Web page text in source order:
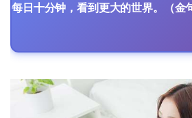
每日十分钟，看到更大的世界。（金